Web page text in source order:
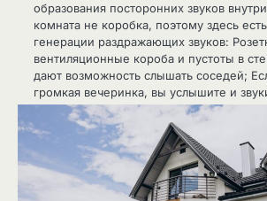
образования посторонних звуков
комната не коробка, поэтому здесь
генерации раздражающих звуков:
вентиляционные короба и пустоты в
дают возможность слышать соседей;
громкая вечеринка, вы услышите и